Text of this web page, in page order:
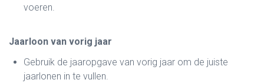
voeren.
Jaarloon van vorig jaar
Gebruik de jaaropgave van vorig jaar om de juiste
jaarlonen in te vullen.